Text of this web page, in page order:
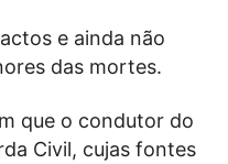
e ainda não
das mortes.
que o condutor do
Civil, cujas fontes